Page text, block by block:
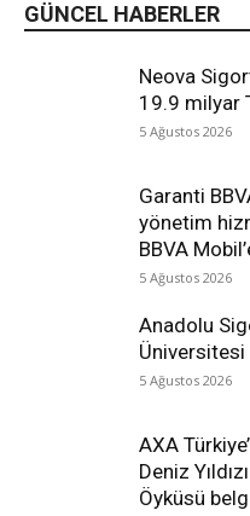
GÜNCEL HABERLER
Neova
19.9 milyar
5 Ağustos 2026
Garanti
yönetim
BBVA
5 Ağustos 2026
Anadolu
Üniversitesi
5 Ağustos 2026
AXA
Deniz
Öyküsü